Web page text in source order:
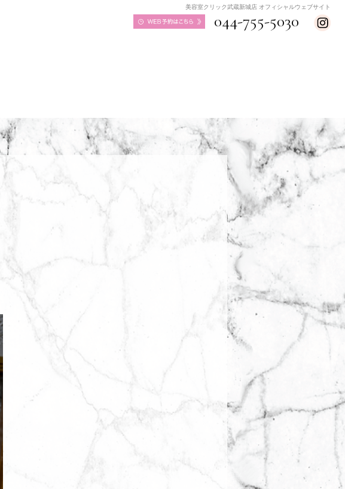
美容室クリック武蔵新城店 オフィシャルウェブサイト
044-755-5030